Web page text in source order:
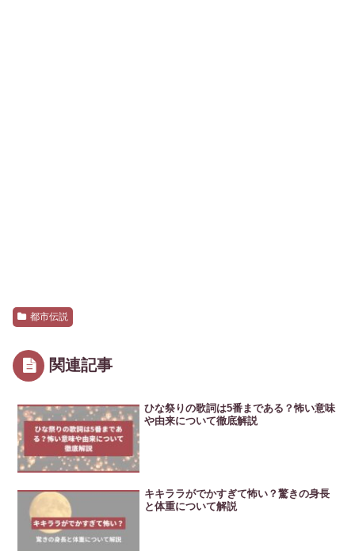
都市伝説
関連記事
ひな祭りの歌詞は5番まである？怖い意味
や由来について徹底解説
キキララがでかすぎて怖い？驚きの身長
と体重について解説